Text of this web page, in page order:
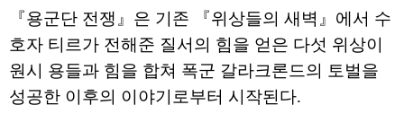
『용군단 전쟁』은 기존 『위상들의 새벽』에서 수
호자 티르가 전해준 질서의 힘을 얻은 다섯 위상이
원시 용들과 힘을 합쳐 폭군 갈라크론드의 토벌을
성공한 이후의 이야기로부터 시작된다.